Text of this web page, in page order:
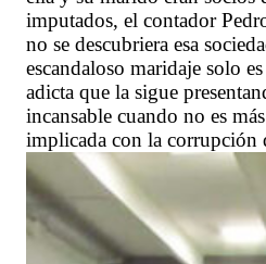
imputados, el contador
no se descubriera esa
escandaloso maridaje solo
adicta que la sigue
incansable cuando no es
implicada con la corrupción